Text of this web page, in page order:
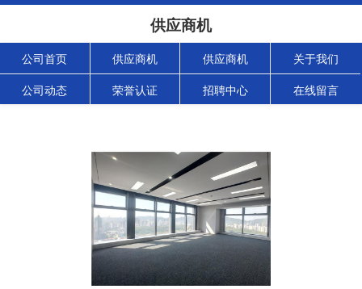
供应商机
公司首页 供应商机 供应商机 关于我们
公司动态 荣誉认证 招聘中心 在线留言